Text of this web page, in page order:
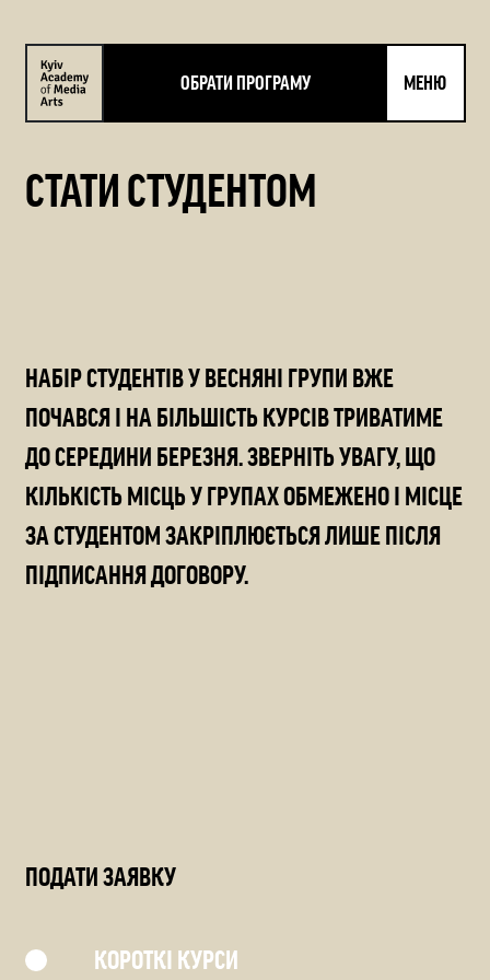
ОБРАТИ ПРОГРАМУ МЕНЮ
СТАТИ СТУДЕНТОМ
НАБІР СТУДЕНТІВ У ВЕСНЯНІ ГРУПИ ВЖЕ
ПОЧАВСЯ І НА БІЛЬШІСТЬ КУРСІВ ТРИВАТИМЕ
ДО СЕРЕДИНИ БЕРЕЗНЯ. ЗВЕРНІТЬ УВАГУ, ЩО
КІЛЬКІСТЬ МІСЦЬ У ГРУПАХ ОБМЕЖЕНО І МІСЦЕ
ЗА СТУДЕНТОМ ЗАКРІПЛЮЄТЬСЯ ЛИШЕ ПІСЛЯ
ПІДПИСАННЯ ДОГОВОРУ.
ПОДАТИ ЗАЯВКУ
КОРОТКІ КУРСИ